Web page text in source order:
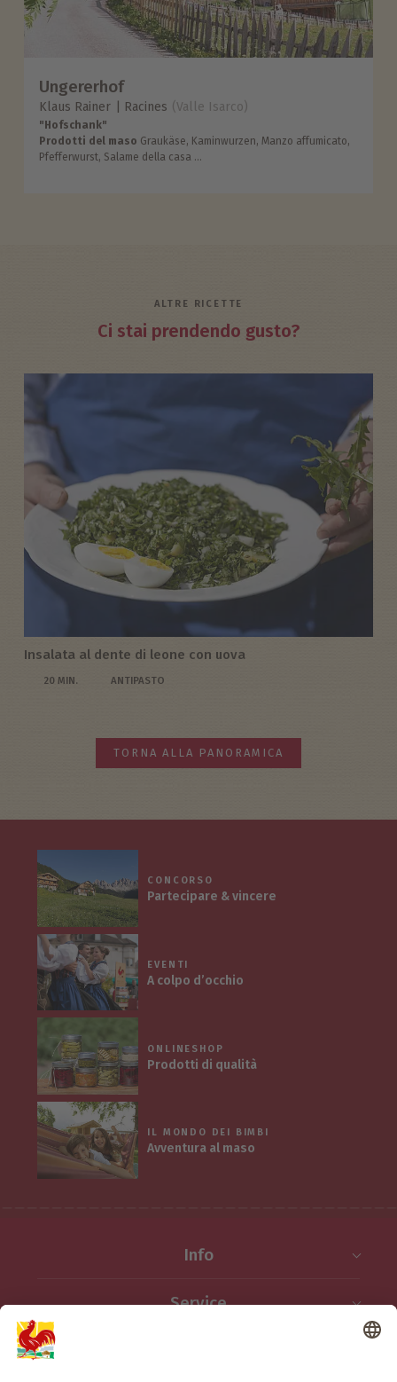
Ungererhof
Klaus Rainer Racines (Valle Isarco)
"Hofschank"
Prodotti del maso Graukäse, Kaminwurzen, Manzo affumicato,
Pfefferwurst, Salame della casa ...
ALTRE RICETTE
Ci stai prendendo gusto?
Insalata al dente di leone con uova
20 MIN. ANTIPASTO
TORNA ALLA PANORAMICA
CONCORSO
Partecipare & vincere
EVENTI
A colpo d’occhio
ONLINESHOP
Prodotti di qualità
IL MONDO DEI BIMBI
Avventura al maso
Info
Service